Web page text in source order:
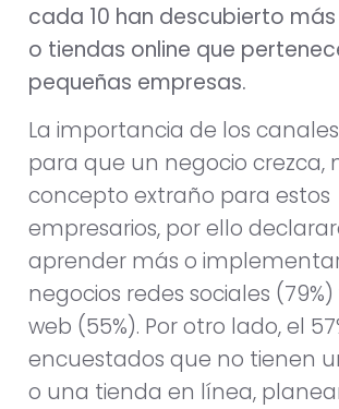
cada 10 han descubierto
o tiendas online que
pequeñas empresas.
La importancia de los
para que un negocio crezca,
concepto extraño para estos
empresarios, por ello
aprender más o
negocios redes sociales
web (55%). Por otro lado, el
encuestados que no tienen
o una tienda en línea,